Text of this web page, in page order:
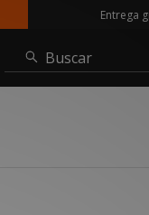
Entrega
Buscar